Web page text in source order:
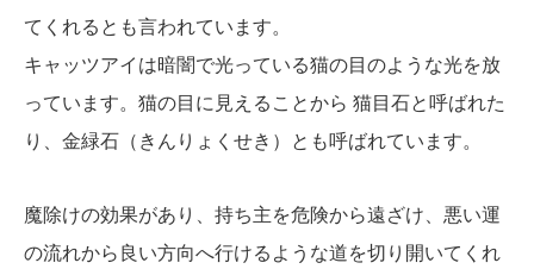
てくれるとも言われています。
キャッツアイは暗闇で光っている猫の目のような光を放
っています。猫の目に見えることから 猫目石と呼ばれた
り、金緑石（きんりょくせき）とも呼ばれています。
魔除けの効果があり、持ち主を危険から遠ざけ、悪い運
の流れから良い方向へ行けるような道を切り開いてくれ